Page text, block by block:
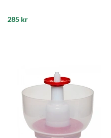
285 kr